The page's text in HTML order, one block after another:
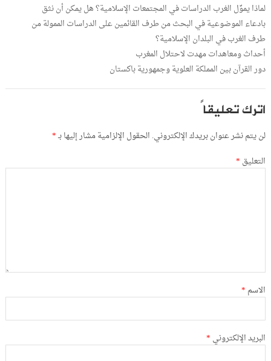
لماذا يموِّل الغرب الدراسات في المجتمعات الإسلامية؟ هل يمكن أن نثق
بادعاء الموضوعية في البحث من طرف القائمين على الدراسات الممولة من
طرف الغرب في البلدان الإسلامية؟
أحداث ومعاهدات مهدت لاحتلال المغرب
دور القرآن بين المملكة العلوية وجمهورية باكستان
اترك تعليقاً
لن يتم نشر عنوان بريدك الإلكتروني. الحقول الإلزامية مشار إليها بـ*
التعليق *
الاسم *
البريد الإلكتروني *